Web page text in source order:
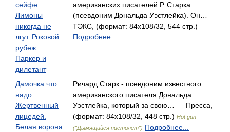
сейфе.
Лимоны
никогда не
лгут. Роковой
рубеж.
Паркер и
дилетант
американских писателей Р. Старка
(псевдоним Дональда Уэстлейка). Он… —
ТЭКС, (формат: 84x108/32, 544 стр.)
Подробнее...
Дамочка что
надо.
Жертвенный
лицедей.
Белая ворона
Ричард Старк - псевдоним известного
американского писателя Дональда
Уэстлейка, который за свою… — Пресса,
(формат: 84x108/32, 448 стр.) Hot gun
("Дымящийся пистолет") Подробнее...